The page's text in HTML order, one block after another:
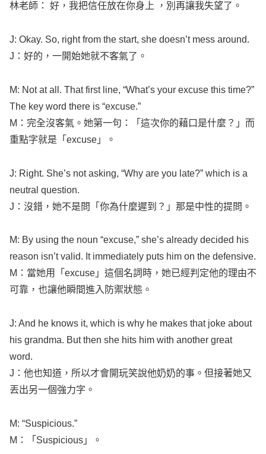
林老師： 好，我把信任放在你身上 ，別再讓我失望了。
J: Okay. So, rightfrom the start, she doesn’t mess around.
J：好的，一開始她就不客氣了。
M: Not atall . Thatfirst line, “What’s your excuse this time?”
The key word there is “excuse.”
M：完全沒客氣。她第一句：「這次你的藉口是什麼？」而
重點字就是「 excuse 」。
J: Right. She’s notasking, “Why are you late?” which is a
neutral question.
J：沒錯，她不是問「你為什麼遲到？」那是中性的提問。
M: By using the noun “excuse,” she’s already decided his
reason isn’t valid. It immediately puts him on the defensive.
M：當她用「 excuse 」這個名詞時，她已經判定他的理由不
可靠，也讓他瞬間進入防禦狀態。
J: And he knows it, which is why he makes that joke about
his grandma. But then she hits him with another great
word.
J：他也知道，所以才會開玩笑說他奶奶的事。但接著她又
丟出另一個強力字。
M: “Suspicious.”
M：「 Suspicious 」。